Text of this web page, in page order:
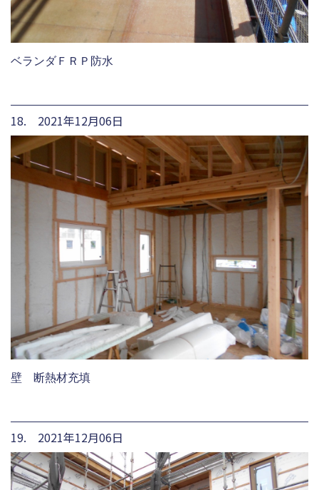
ベランダＦＲＰ防水
18. 2021年12月06日
壁 断熱材充填
19. 2021年12月06日